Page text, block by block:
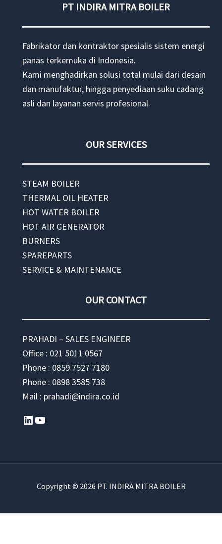
PT INDIRA MITRA BOILER
Fabrikator dan kontraktor spesialis sistem energi
panas terkemuka di Indonesia.
Kami menghadirkan solusi total mulai dari desain
dan manufaktur, hingga penyediaan suku cadang
asli dan layanan servis profesional.
OUR SERVICES
STEAM BOILER
THERMAL OIL HEATER
HOT WATER BOILER
HOT AIR GENERATOR
BURNERS
SPAREPARTS
SERVICE & MAINTENANCE
OUR CONTACT
PRAHADI – SALES ENGINEER
Office : 021 5011 0567
Phone : 0859 7527 7180
Phone : 0898 3585 738
Mail : prahadi@indira.co.id
LinkedIn YouTube
Copyright © 2026 PT. INDIRA MITRA BOILER